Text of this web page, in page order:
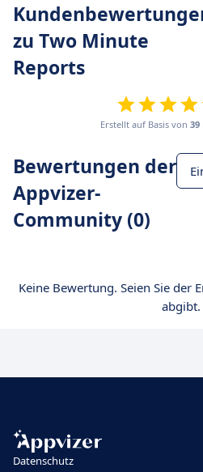
zu Two Minute
Reports
Erstellt auf Basis von
Bewertungen der
Appvizer-
Community (0)
Keine Bewertung. Seien Sie der
abgibt.
Datenschutz